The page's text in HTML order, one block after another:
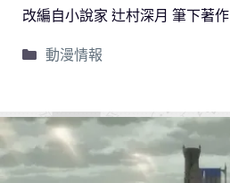
改編自小說家 辻村深月 筆下著
動漫情報